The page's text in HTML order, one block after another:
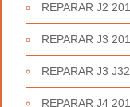
REPARAR J2
REPARAR J3
REPARAR J3
REPARAR J4